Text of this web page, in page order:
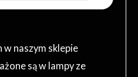
naszym sklepie
są w lampy ze